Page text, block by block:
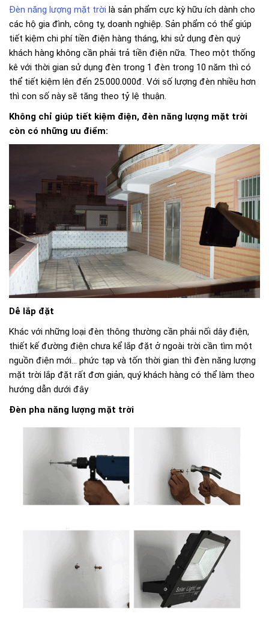
Đèn năng lượng mặt trời là sản phẩm cực kỳ hữu ích dành cho
các hộ gia đình, công ty, doanh nghiệp. Sản phẩm có thể giúp
tiết kiệm chi phí tiền điện hàng tháng, khi sử dụng đèn quý
khách hàng không cần phải trả tiền điện nữa. Theo một thống
kê với thời gian sử dụng đèn trong 1 đèn trong 10 năm thì có
thể tiết kiệm lên đến 25.000.000đ. Với số lượng đèn nhiều hơn
thì con số này sẽ tăng theo tỷ lệ thuận.
Không chỉ giúp tiết kiệm điện, đèn năng lượng mặt trời
còn có những ưu điểm:
Dễ lắp đặt
Khác với những loại đèn thông thường cần phải nối dây điện,
thiết kế đường điện chưa kể lắp đặt ở ngoài trời cần tìm một
nguồn điện mới... phức tạp và tốn thời gian thì đèn năng lượng
mặt trời lắp đặt rất đơn giản, quý khách hàng có thể làm theo
hướng dẫn dưới đây
Đèn pha năng lượng mặt trời